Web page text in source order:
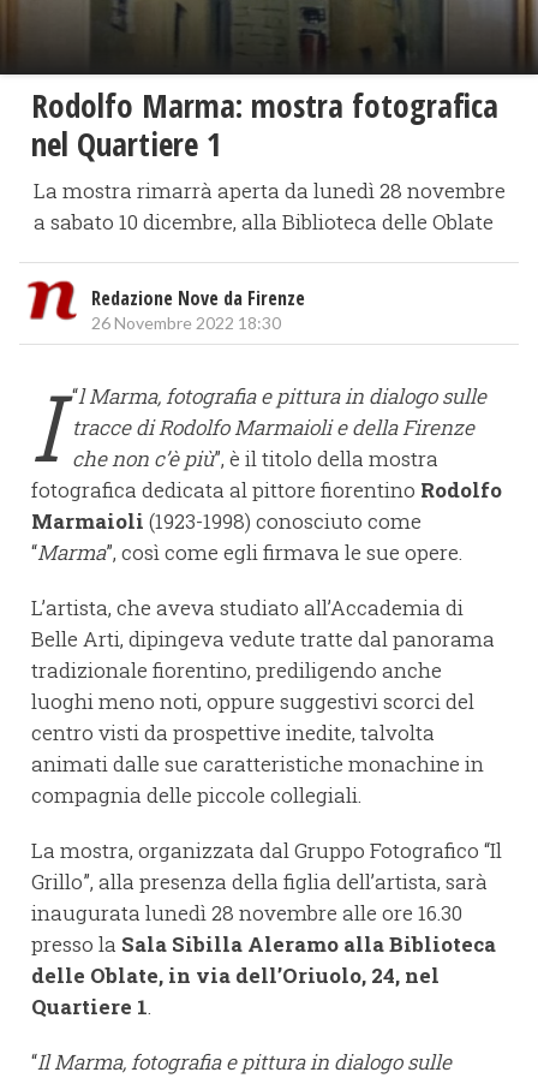
Rodolfo Marma: mostra fotografica
nel Quartiere 1
La mostra rimarrà aperta da lunedì 28 novembre
a sabato 10 dicembre, alla Biblioteca delle Oblate
Redazione Nove da Firenze
26 Novembre 2022 18:30
“
I
l Marma, fotografia e pittura in dialogo sulle
tracce di Rodolfo Marmaioli e della Firenze
che non c’è più”, è il titolo della mostra
fotografica dedicata al pittore fiorentino Rodolfo
Marmaioli (1923-1998) conosciuto come
“Marma”, così come egli firmava le sue opere.
L’artista, che aveva studiato all’Accademia di
Belle Arti, dipingeva vedute tratte dal panorama
tradizionale fiorentino, prediligendo anche
luoghi meno noti, oppure suggestivi scorci del
centro visti da prospettive inedite, talvolta
animati dalle sue caratteristiche monachine in
compagnia delle piccole collegiali.
La mostra, organizzata dal Gruppo Fotografico “Il
Grillo”, alla presenza della figlia dell’artista, sarà
inaugurata lunedì 28 novembre alle ore 16.30
presso la Sala Sibilla Aleramo alla Biblioteca
delle Oblate, in via dell’Oriuolo, 24, nel
Quartiere 1.
“Il Marma, fotografia e pittura in dialogo sulle